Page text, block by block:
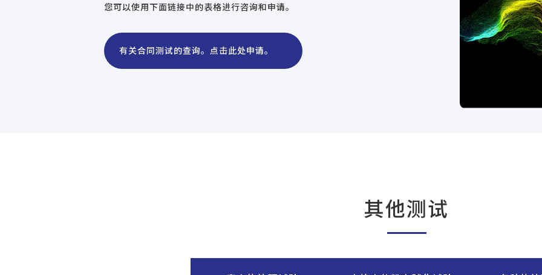
您可以使用下面链接中的表格进行咨询和申请。
有关合同测试的查询。 点击此处申请。
其他测试